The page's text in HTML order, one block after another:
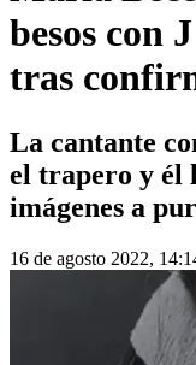
besos con
tras
La cantante
el trapero y él
imágenes a
16 de agosto 2022,